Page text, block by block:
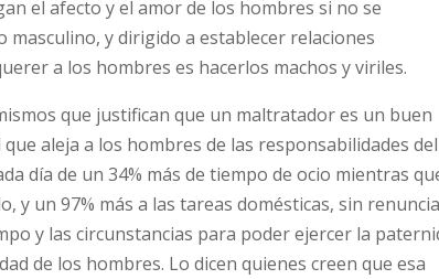
el afecto y el amor de los hombres si no se
y dirigido a establecer relaciones
a los hombres es hacerlos machos y viriles.
que justifican que un maltratador es un buen
aleja a los hombres de las responsabilidades del
día de un 34% más de tiempo de ocio mientras
y un 97% más a las tareas domésticas, sin
y las circunstancias para poder ejercer la
de los hombres. Lo dicen quienes creen que esa